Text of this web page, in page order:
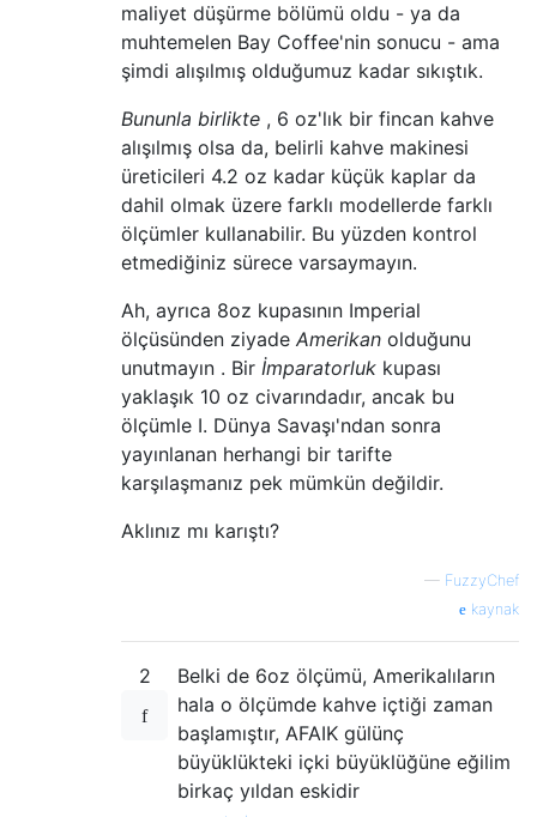
maliyet düşürme bölümü oldu - ya da
muhtemelen Bay Coffee'nin sonucu - ama
şimdi alışılmış olduğumuz kadar sıkıştık.
Bununla birlikte , 6 oz'lık bir fincan kahve
alışılmış olsa da, belirli kahve makinesi
üreticileri 4.2 oz kadar küçük kaplar da
dahil olmak üzere farklı modellerde farklı
ölçümler kullanabilir. Bu yüzden kontrol
etmediğiniz sürece varsaymayın.
Ah, ayrıca 8oz kupasının Imperial
ölçüsünden ziyade Amerikan olduğunu
unutmayın . Bir İmparatorluk kupası
yaklaşık 10 oz civarındadır, ancak bu
ölçümle I. Dünya Savaşı'ndan sonra
yayınlanan herhangi bir tarifte
karşılaşmanız pek mümkün değildir.
Aklınız mı karıştı?
— FuzzyChef
kaynak
2
Belki de 6oz ölçümü, Amerikalıların
hala o ölçümde kahve içtiği zaman
başlamıştır, AFAIK gülünç
büyüklükteki içki büyüklüğüne eğilim
birkaç yıldan eskidir